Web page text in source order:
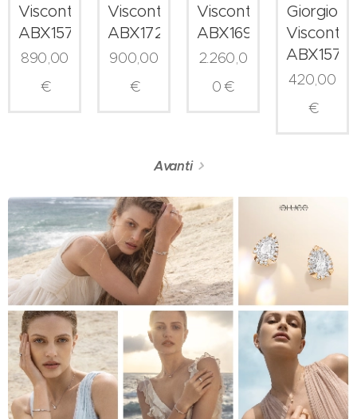
Visconti
ABX15789Z
890,00
€
Visconti
ABX17244
900,00
€
Visconti
ABX16954
2.260,0
0€
Giorgio
Visconti
ABX15701
420,00
€
Avanti